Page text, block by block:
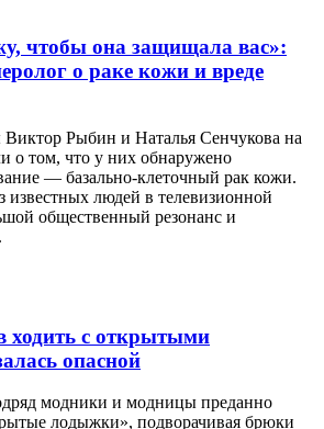
чтобы она защищала вас»:
о раке кожи и вреде
Рыбин и Наталья Сенчукова на
о том, что у них обнаружено
— базально-клеточный рак кожи.
известных людей в телевизионной
общественный резонанс и
ходить с открытыми
опасной
модники и модницы преданно
лодыжки», подворачивая брюки